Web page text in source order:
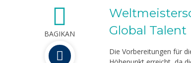
BAGIKAN
Global Talent
Die Vorbereitungen für